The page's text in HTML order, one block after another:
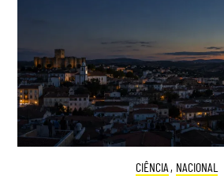
CIÊNCIA , NACIONAL